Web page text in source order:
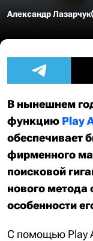
Александр Лазарчук
В нынешнем
функцию Play
обеспечивает
фирменного
поисковой
нового метода
особенности
С помощью Play